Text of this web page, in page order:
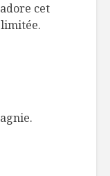
cet
limitée.